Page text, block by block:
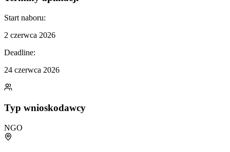
Start naboru:
2 czerwca 2026
Deadline:
24 czerwca 2026
Typ wnioskodawcy
NGO